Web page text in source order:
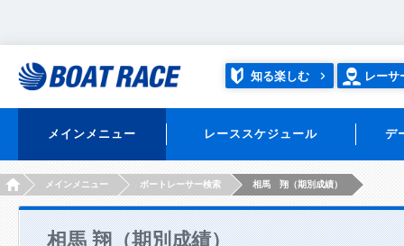
知る楽しむ レーサ
メインメニュー レーススケジュール デ
HOMEメインメニュー ボートレーサー検索 相馬 翔（期別成績）
相馬 翔（期別成績）